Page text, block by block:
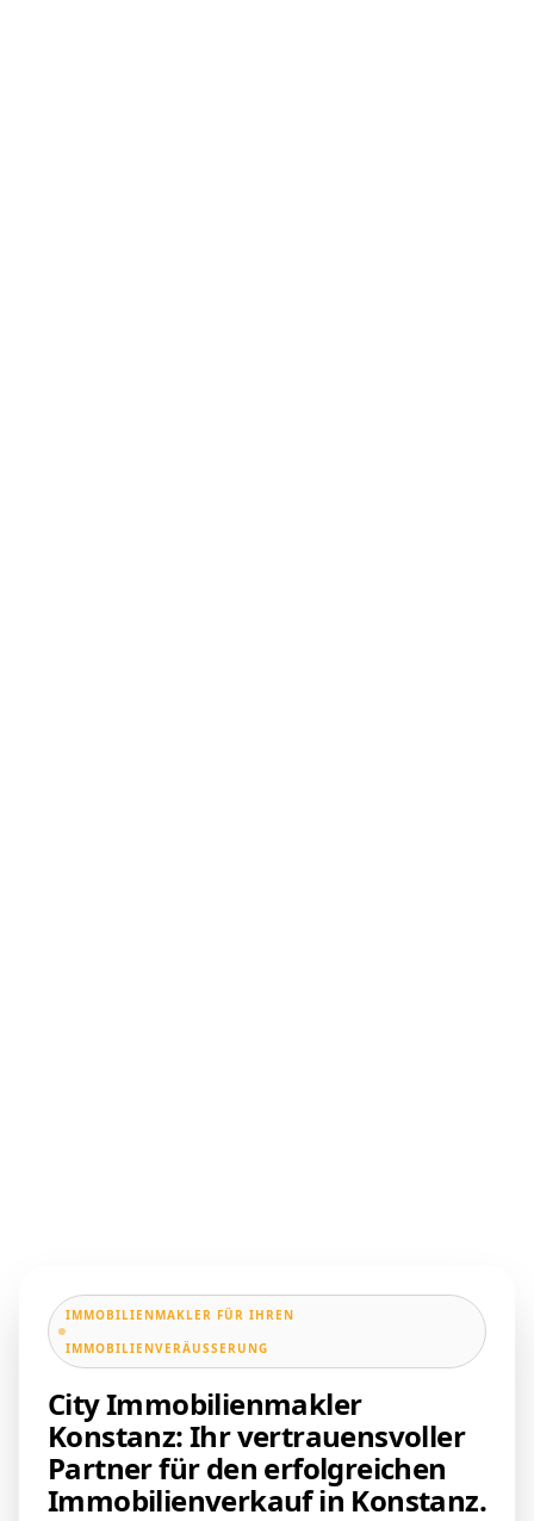
IMMOBILIENMAKLER FÜR IHREN
IMMOBILIENVERÄUSSERUNG
City Immobilienmakler
Konstanz: Ihr vertrauensvoller
Partner für den erfolgreichen
Immobilienverkauf in Konstanz.